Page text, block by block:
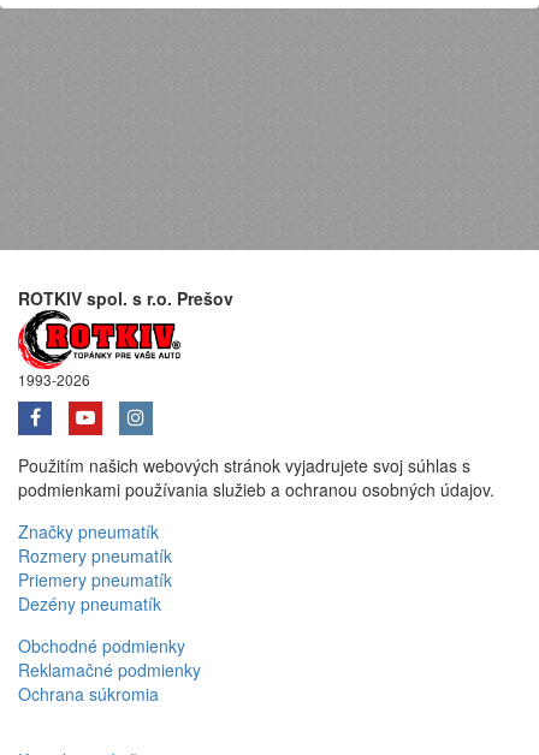
ROTKIV spol. s r.o. Prešov
1993-2026
Použitím našich webových stránok vyjadrujete svoj súhlas s
podmienkami používania služieb a ochranou osobných údajov.
Značky pneumatík
Rozmery pneumatík
Priemery pneumatík
Dezény pneumatík
Obchodné podmienky
Reklamačné podmienky
Ochrana súkromia